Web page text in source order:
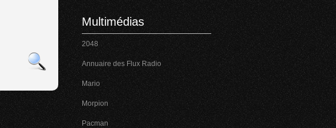
Multimédias
2048
Annuaire des Flux Radio
Mario
Morpion
Pacman